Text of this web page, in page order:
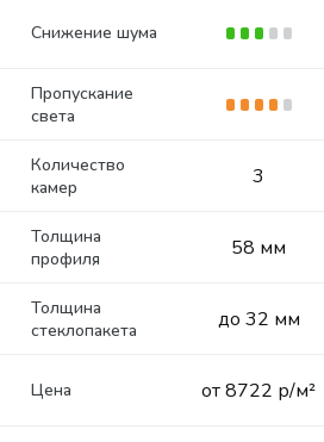
Снижение шума
Пропускание
света
Количество
камер
Толщина
профиля
Толщина
стеклопакета
Цена
3
58 мм
до 32 мм
от 8722 р/м²